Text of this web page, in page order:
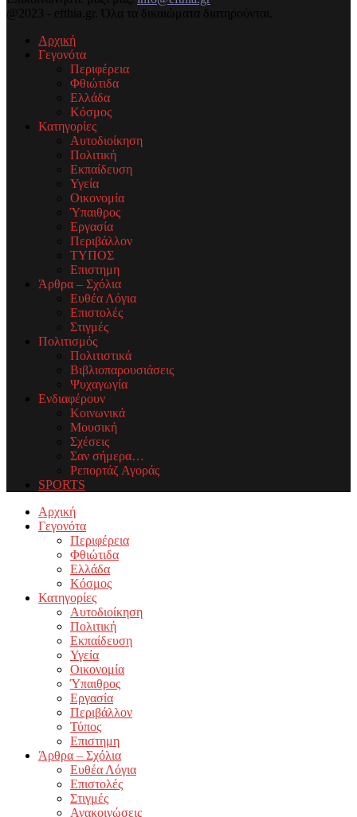
@2023 - efthia.gr. Όλα τα δικαιώματα διατηρούνται.
Αρχική
Γεγονότα
Περιφέρεια
Φθιώτιδα
Ελλάδα
Κόσμος
Κατηγορίες
Αυτοδιοίκηση
Πολιτική
Εκπαίδευση
Υγεία
Οικονομία
Ύπαιθρος
Εργασία
Περιβάλλον
ΤΥΠΟΣ
Επιστημη
Άρθρα – Σχόλια
Ευθέα Λόγια
Επιστολές
Στιγμές
Πολιτισμός
Πολιτιστικά
Βιβλιοπαρουσιάσεις
Ψυχαγωγία
Ενδιαφέρουν
Κοινωνικά
Μουσική
Σχέσεις
Σαν σήμερα…
Ρεπορτάζ Αγοράς
SPORTS
Facebook
Twitter
Instagram
Youtube
Email
Αρχική
Γεγονότα
Περιφέρεια
Φθιώτιδα
Ελλάδα
Κόσμος
Κατηγορίες
Αυτοδιοίκηση
Πολιτική
Εκπαίδευση
Υγεία
Οικονομία
Ύπαιθρος
Εργασία
Περιβάλλον
Τύπος
Επιστημη
Άρθρα – Σχόλια
Ευθέα Λόγια
Επιστολές
Στιγμές
Ανακοινώσεις